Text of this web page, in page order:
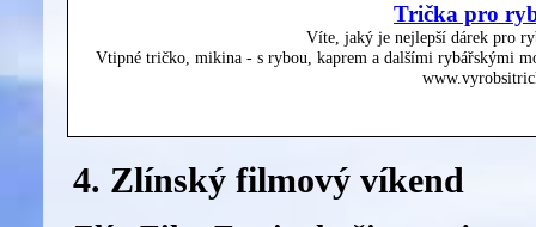
Trička pro
Víte, jaký je nejlepší dárek pro
Vtipné tričko, mikina - s rybou, kaprem a dalšími rybářskými
4. Zlínský filmový víkend